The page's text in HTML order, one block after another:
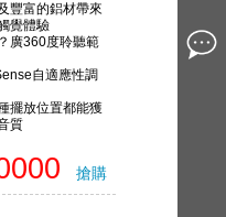
豐富的鋁材帶來
覺體驗
廣360度聆聽範
自適應性調
擺放位置都能獲
質
美妙音樂
搶購